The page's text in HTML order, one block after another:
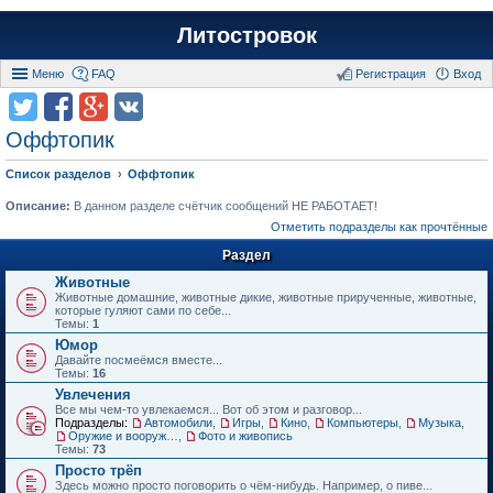
Литостровок
Меню FAQ Вход
Регистрация
Оффтопик
Список разделов Оффтопик
Описание: В данном разделе счётчик сообщений НЕ РАБОТАЕТ!
Отметить подразделы как прочтённые
Раздел
Животные
Животные домашние, животные дикие, животные прирученные, животные,
которые гуляют сами по себе...
Темы: 1
Юмор
Давайте посмеёмся вместе...
Темы: 16
Увлечения
Все мы чем-то увлекаемся... Вот об этом и разговор...
Подразделы:
Автомобили Игры Кино Компьютеры Музыка
Фото и живопись
Темы: 73
Просто трёп
Здесь можно просто поговорить о чём-нибудь. Например, о пиве...